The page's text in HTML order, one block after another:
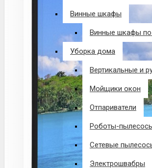
Винные шкафы
Винные шкафы по
Уборка дома
Вертикальные и
Мойщики окон
Отпариватели
Роботы-
Сетевые
Электрошвабры